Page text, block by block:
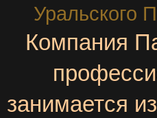
Уральского
Компания
занимается